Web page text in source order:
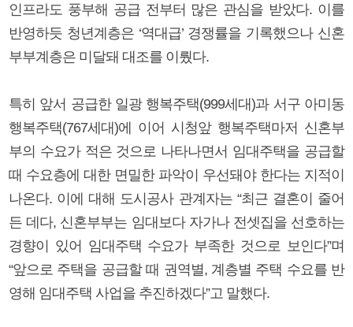
인프라도 풍부해 공급 전부터 많은 관심을 받았다. 이를
반영하듯 청년계층은 ‘역대급’ 경쟁률을 기록했으나 신혼
부부계층은 미달돼 대조를 이뤘다.
특히 앞서 공급한 일광 행복주택(999세대)과 서구 아미동
행복주택(767세대)에 이어 시청앞 행복주택마저 신혼부
부의 수요가 적은 것으로 나타나면서 임대주택을 공급할
때 수요층에 대한 면밀한 파악이 우선돼야 한다는 지적이
나온다. 이에 대해 도시공사 관계자는 “최근 결혼이 줄어
든 데다, 신혼부부는 임대보다 자가나 전셋집을 선호하는
경향이 있어 임대주택 수요가 부족한 것으로 보인다”며
“앞으로 주택을 공급할 때 권역별, 계층별 주택 수요를 반
영해 임대주택 사업을 추진하겠다”고 말했다.